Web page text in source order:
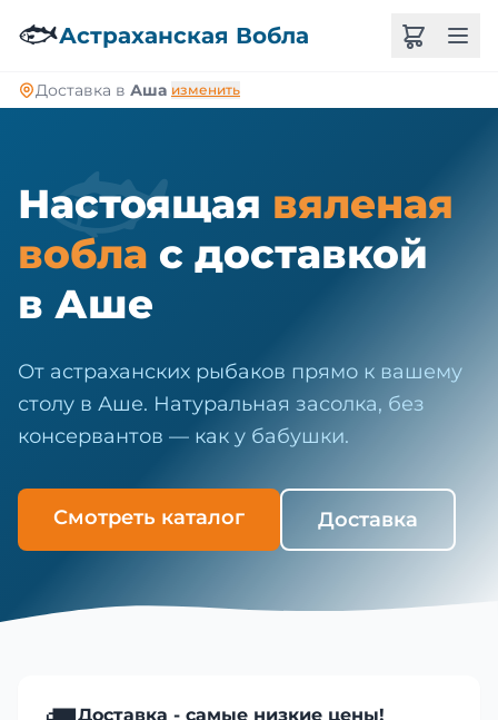
🐟Астраханская Вобла
Доставка в Аша изменить
🐟
Настоящая вяленая
вобла с доставкой
в Аше
От астраханских рыбаков прямо к вашему
столу в Аше. Натуральная засолка, без
консервантов — как у бабушки.
Смотреть каталог Доставка
Доставка - самые низкие цены!